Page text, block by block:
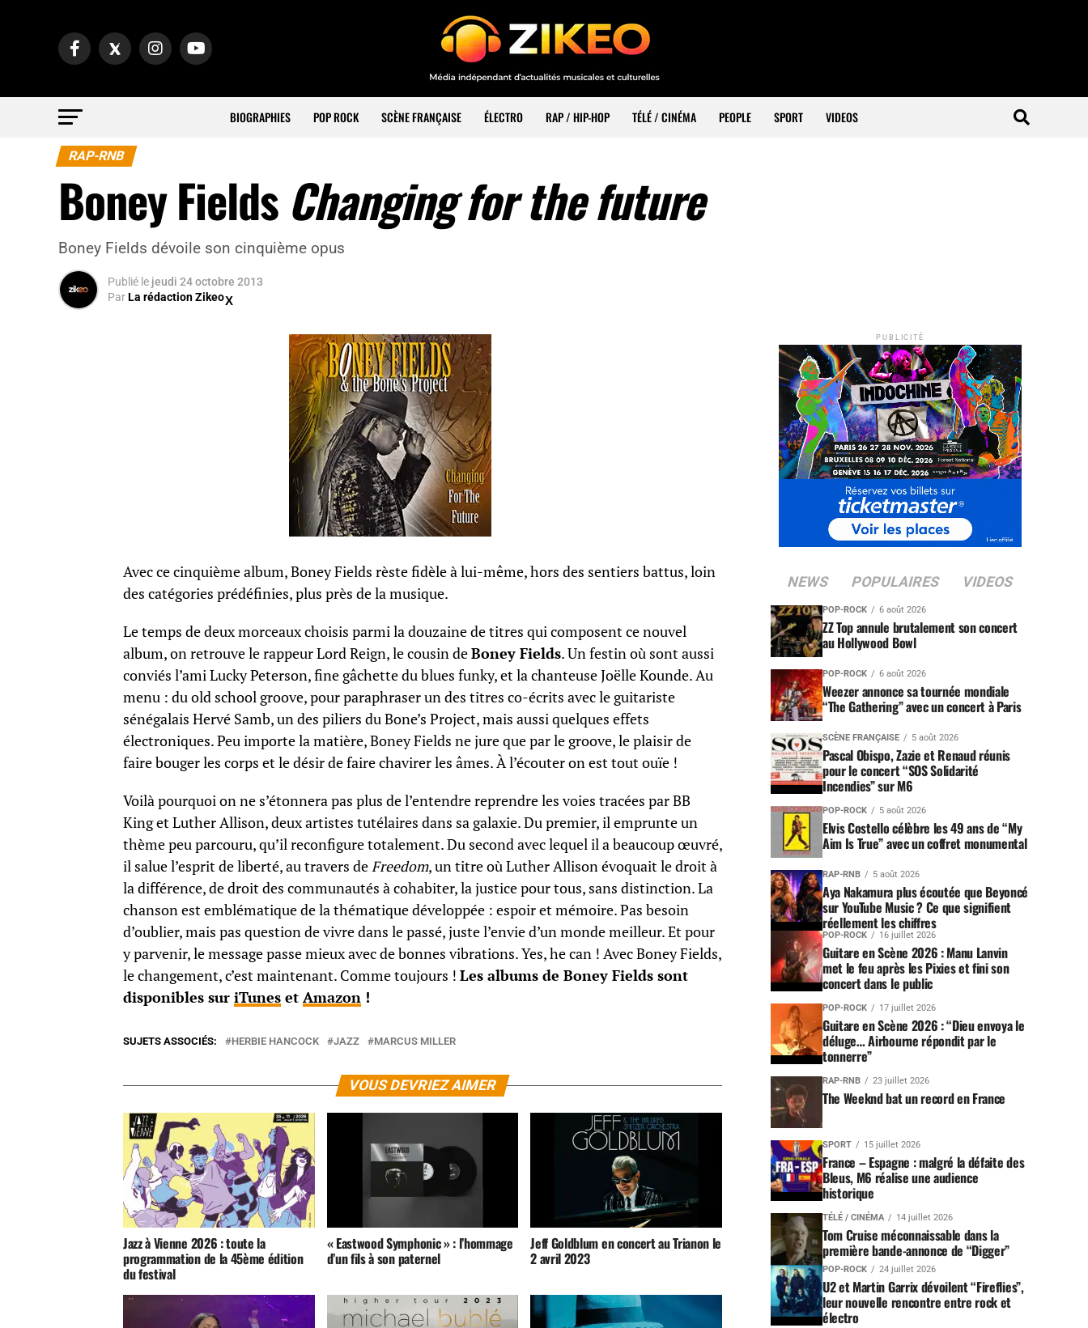
BIOGRAPHIES POP ROCK SCÈNE FRANÇAISE ÉLECTRO RAP / HIP-HOP TÉLÉ / CINÉMA PEOPLE SPORT VIDEOS
RAP-RNB
Boney Fields Changing for the future
Boney Fields dévoile son cinquième opus
Publié le jeudi 24 octobre 2013
ParLa rédaction Zikeo
Avec ce cinquième album, Boney Fields rèste fidèle à lui-même, hors des sentiers battus, loin
des catégories prédéfinies, plus près de la musique.
Le temps de deux morceaux choisis parmi la douzaine de titres qui composent ce nouvel
album, on retrouve le rappeur Lord Reign, le cousin deBoney Fields. Un festin où sont aussi
conviés l’ami Lucky Peterson, fine gâchette du blues funky, et la chanteuse Joëlle Kounde. Au
menu : du old school groove, pour paraphraser un des titres co-écrits avec le guitariste
sénégalais Hervé Samb, un des piliers du Bone’s Project, mais aussi quelques effets
électroniques. Peu importe la matière, Boney Fields ne jure que par le groove, le plaisir de
faire bouger les corps et le désir de faire chavirer les âmes. À l’écouter on est tout ouïe !
Voilà pourquoi on ne s’étonnera pas plus de l’entendre reprendre les voies tracées par BB
King et Luther Allison, deux artistes tutélaires dans sa galaxie. Du premier, il emprunte un
thème peu parcouru, qu’il reconfigure totalement. Du second avec lequel il a beaucoup œuvré,
il salue l’esprit de liberté, au travers deFreedom, un titre où Luther Allison évoquait le droit à
la différence, de droit des communautés à cohabiter, la justice pour tous, sans distinction. La
chanson est emblématique de la thématique développée : espoir et mémoire. Pas besoin
d’oublier, mais pas question de vivre dans le passé, juste l’envie d’un monde meilleur. Et pour
y parvenir, le message passe mieux avec de bonnes vibrations. Yes, he can ! Avec Boney Fields,
le changement, c’est maintenant. Comme toujours ! Les albums de Boney Fields sont
disponibles sur iTunes et Amazon !
SUJETS ASSOCIÉS: HERBIE HANCOCK JAZZ MARCUS MILLER
VOUS DEVRIEZ AIMER
Jazz à Vienne 2026 : toute la
programmation de la 45ème édition
du festival
« Eastwood Symphonic » : l’hommage
d’un fils à son paternel
Jeff Goldblum en concert au Trianon le
2 avril 2023
PUBLICITÉ
NEWS POPULAIRES VIDEOS
POP-ROCK 6 août 2026
ZZ Top annule brutalement son concert
au Hollywood Bowl
POP-ROCK 6 août 2026
Weezer annonce sa tournée mondiale
“The Gathering” avec un concert à Paris
SCÈNE FRANÇAISE 5 août 2026
Pascal Obispo, Zazie et Renaud réunis
pour le concert “SOS Solidarité
Incendies” sur M6
POP-ROCK 5 août 2026
Elvis Costello célèbre les 49 ans de “My
Aim Is True” avec un coffret monumental
RAP-RNB 5 août 2026
Aya Nakamura plus écoutée que Beyoncé
sur YouTube Music ? Ce que signifient
réellement les chiffres
POP-ROCK 16 juillet 2026
Guitare en Scène 2026 : Manu Lanvin
met le feu après les Pixies et fini son
concert dans le public
POP-ROCK 17 juillet 2026
Guitare en Scène 2026 : “Dieu envoya le
déluge… Airbourne répondit par le
tonnerre”
RAP-RNB 23 juillet 2026
The Weeknd bat un record en France
SPORT 15 juillet 2026
France – Espagne : malgré la défaite des
Bleus, M6 réalise une audience
historique
TÉLÉ / CINÉMA 14 juillet 2026
Tom Cruise méconnaissable dans la
première bande-annonce de “Digger”
POP-ROCK 24 juillet 2026
U2 et Martin Garrix dévoilent “Fireflies”,
leur nouvelle rencontre entre rock et
électro